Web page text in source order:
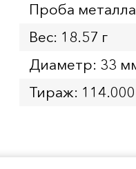
Проба
Вес: 18.57 г
Диаметр: 33
Тираж: